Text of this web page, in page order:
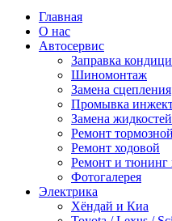
Главная
О нас
Автосервис
Заправка
Шиномонтаж
Замена сцепления
Промывка
Замена жидкостей
Ремонт
Ремонт ходовой
Ремонт и тюнинг
Фотогалерея
Электрика
Хёндай и Киа